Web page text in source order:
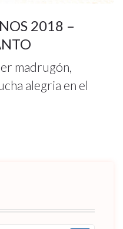
2018 –
madrugón,
alegria en el